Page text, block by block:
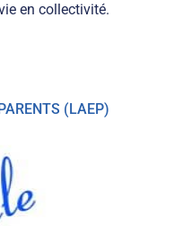
en collectivité.
(LAEP)